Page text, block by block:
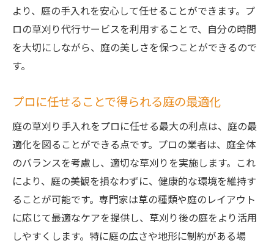
より、庭の手入れを安心して任せることができます。プ
ロの草刈り代行サービスを利用することで、自分の時間
を大切にしながら、庭の美しさを保つことができるので
す。
プロに任せることで得られる庭の最適化
庭の草刈り手入れをプロに任せる最大の利点は、庭の最
適化を図ることができる点です。プロの業者は、庭全体
のバランスを考慮し、適切な草刈りを実施します。これ
により、庭の美観を損なわずに、健康的な環境を維持す
ることが可能です。専門家は草の種類や庭のレイアウト
に応じて最適なケアを提供し、草刈り後の庭をより活用
しやすくします。特に庭の広さや地形に制約がある場